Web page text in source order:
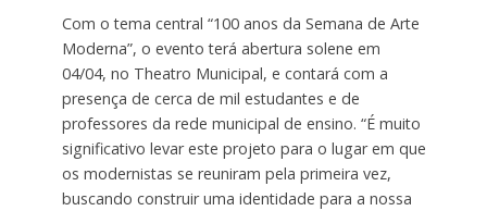
Com o tema central “100 anos da Semana de Arte
Moderna”, o evento terá abertura solene em
04/04, no Theatro Municipal, e contará com a
presença de cerca de mil estudantes e de
professores da rede municipal de ensino. “É muito
significativo levar este projeto para o lugar em que
os modernistas se reuniram pela primeira vez,
buscando construir uma identidade para a nossa